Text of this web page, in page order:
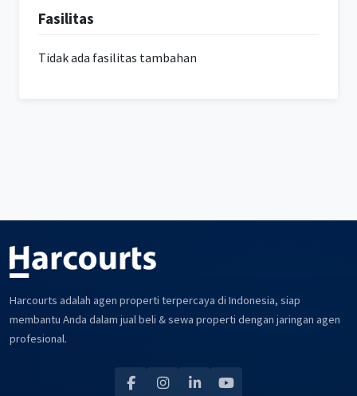
Fasilitas
Tidak ada fasilitas tambahan
Harcourts adalah agen properti terpercaya di Indonesia, siap
membantu Anda dalam jual beli & sewa properti dengan jaringan agen
profesional.